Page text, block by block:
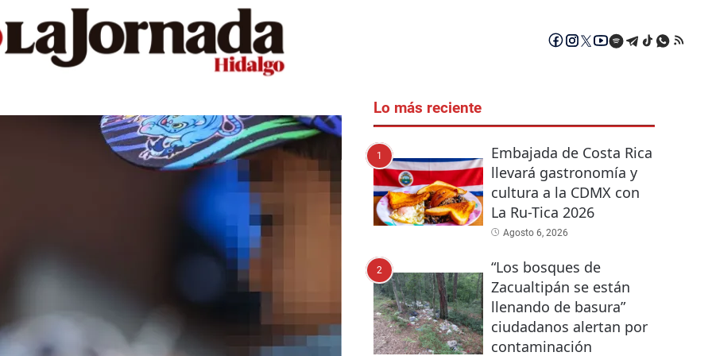
Lo más reciente
1
Embajada de Costa Rica
llevará gastronomía y
cultura a la CDMX con
La Ru-Tica 2026
Agosto 6, 2026
2
“Los bosques de
Zacualtipán se están
llenando de basura”
ciudadanos alertan por
contaminación